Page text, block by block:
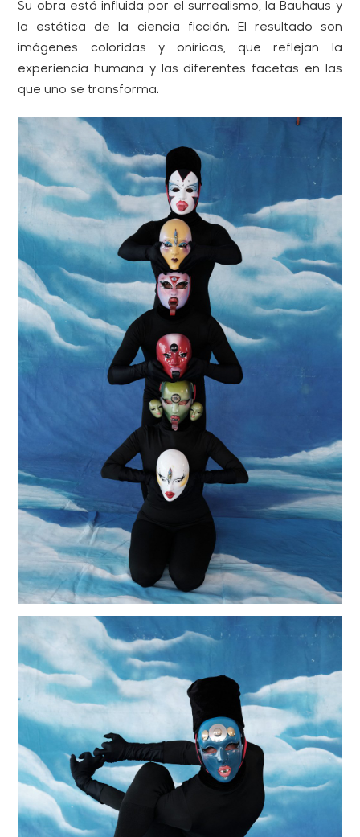
Su obra está influida por el surrealismo, la Bauhaus y
la estética de la ciencia ficción. El resultado son
imágenes coloridas y oníricas, que reflejan la
experiencia humana y las diferentes facetas en las
que uno se transforma.